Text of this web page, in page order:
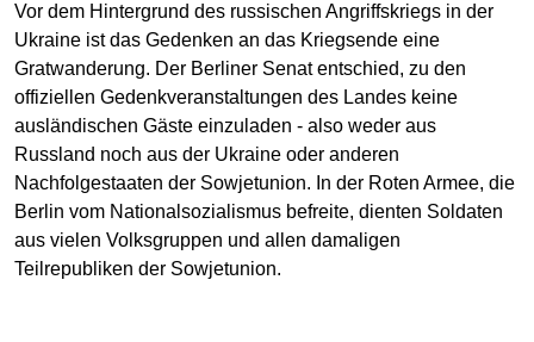
Vor dem Hintergrund des russischen Angriffskriegs in der
Ukraine ist das Gedenken an das Kriegsende eine
Gratwanderung. Der Berliner Senat entschied, zu den
offiziellen Gedenkveranstaltungen des Landes keine
ausländischen Gäste einzuladen - also weder aus
Russland noch aus der Ukraine oder anderen
Nachfolgestaaten der Sowjetunion. In der Roten Armee, die
Berlin vom Nationalsozialismus befreite, dienten Soldaten
aus vielen Volksgruppen und allen damaligen
Teilrepubliken der Sowjetunion.